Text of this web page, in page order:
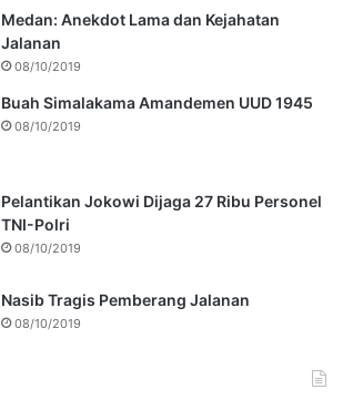
Medan: Anekdot Lama dan Kejahatan
Jalanan
08/10/2019
Buah Simalakama Amandemen UUD 1945
08/10/2019
Pelantikan Jokowi Dijaga 27 Ribu Personel
TNI-Polri
08/10/2019
Nasib Tragis Pemberang Jalanan
08/10/2019